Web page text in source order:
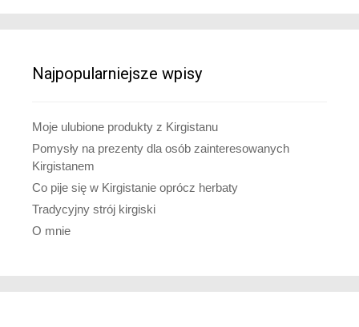
Najpopularniejsze wpisy
Moje ulubione produkty z Kirgistanu
Pomysły na prezenty dla osób zainteresowanych
Kirgistanem
Co pije się w Kirgistanie oprócz herbaty
Tradycyjny strój kirgiski
O mnie